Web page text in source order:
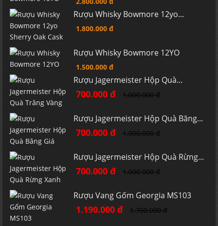
Rượu Whisky Bowmore 12yo...
1.800.000 đ
Rượu Whisky Bowmore 12YO
1.500.000 đ
Rượu Jagermeister Hộp Quà...
700.000 đ 1.000.000 đ
Rượu Jagermeister Hộp Quà Băng...
700.000 đ 1.000.000 đ
Rượu Jagermeister Hộp Quà Rừng...
700.000 đ 1.000.000 đ
Rượu Vang Gốm Georgia MS103
1.190.000 đ 1.700.000 đ